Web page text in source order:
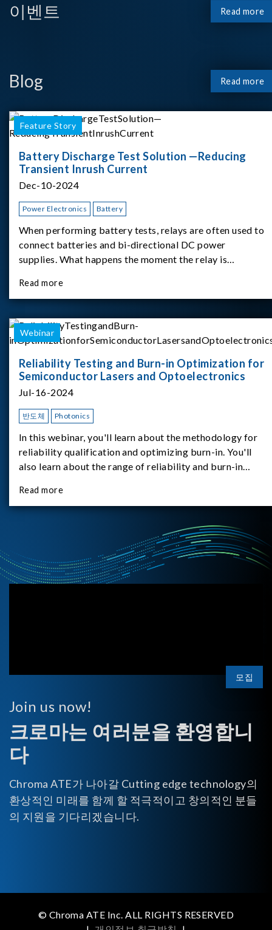
이벤트 Read more
Blog Read more
Feature Story
Battery Discharge Test Solution —Reducing
Transient Inrush Current
Dec-10-2024
Power Electronics Battery
When performing battery tests, relays are often used to
connect batteries and bi-directional DC power
supplies. What happens the moment the relay is
experimental equipment for this study.provides an
applicati
Read more
Webinar
Reliability Testing and Burn-in Optimization for
Semiconductor Lasers and Optoelectronics
Jul-16-2024
반도체 Photonics
In this webinar, you'll learn about the methodology for
reliability qualification and optimizing burn-in. You'll
also learn about the range of reliability and burn-in
test-as-a-service options.
Read more
모집
Join us now!
크로마는 여러분을 환영합니
다
Chroma ATE가 나아갈 Cutting edge technology의
환상적인 미래를 함께 할 적극적이고 창의적인 분들
의 지원을 기다리겠습니다.
© Chroma ATE Inc. ALL RIGHTS RESERVED